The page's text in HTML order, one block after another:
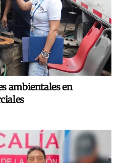
ambientales en